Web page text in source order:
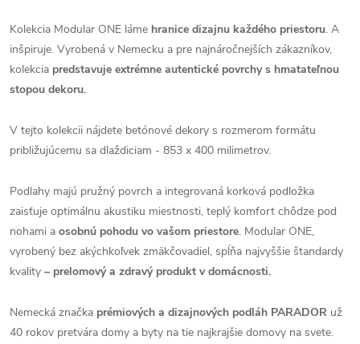
Kolekcia Modular ONE láme hranice dizajnu každého priestoru. A
inšpiruje. Vyrobená v Nemecku a pre najnáročnejších zákazníkov,
kolekcia predstavuje extrémne autentické povrchy s hmatateľnou
stopou dekoru.
V tejto kolekcii nájdete betónové dekory s rozmerom formátu
približujúcemu sa dlaždiciam - 853 x 400 milimetrov.
Podlahy majú pružný povrch a integrovaná korková podložka
zaisťuje optimálnu akustiku miestnosti, teplý komfort chôdze pod
nohami a osobnú pohodu vo vašom priestore. Modular ONE,
vyrobený bez akýchkoľvek zmäkčovadiel, spĺňa najvyššie štandardy
kvality – prelomový a zdravý produkt v domácnosti.
Nemecká značka prémiových a dizajnových podláh PARADOR už
40 rokov pretvára domy a byty na tie najkrajšie domovy na svete.